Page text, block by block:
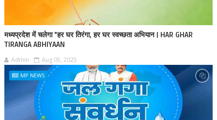
मध्यप्रदेश में चलेगा "हर घर तिरंगा, हर घर स्वच्छता अभियान | HAR GHAR
TIRANGA ABHIYAAN
Admin Aug 05, 2025
MP NEWS